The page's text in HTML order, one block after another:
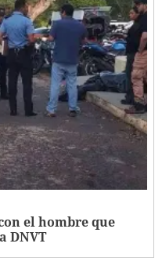
el hombre que
DNVT